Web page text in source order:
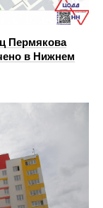
Пермякова
в Нижнем